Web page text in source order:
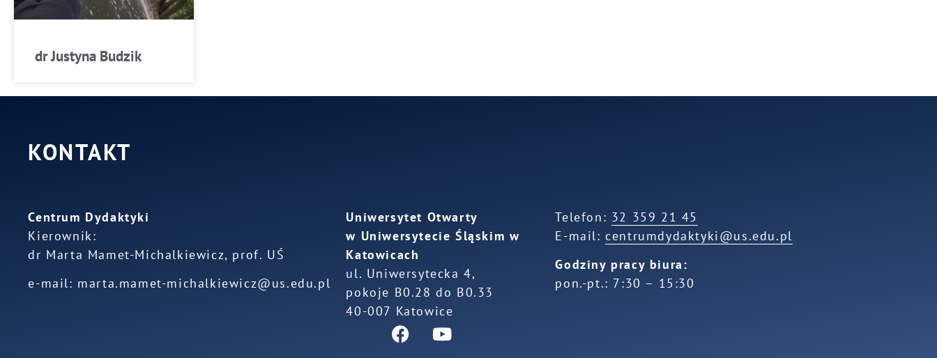
dr Justyna Budzik
KONTAKT
Centrum Dydaktyki
Kierownik:
dr Marta Mamet-Michalkiewicz, prof. UŚ
e-mail: marta.mamet-michalkiewicz@us.edu.pl
Uniwersytet Otwarty
w Uniwersytecie Śląskim w
Katowicach
ul. Uniwersytecka 4,
pokoje B0.28 do B0.33
40-007 Katowice
Telefon: 32 359 21 45
E-mail: centrumdydaktyki@us.edu.pl
Godziny pracy biura:
pon.-pt.: 7:30 – 15:30